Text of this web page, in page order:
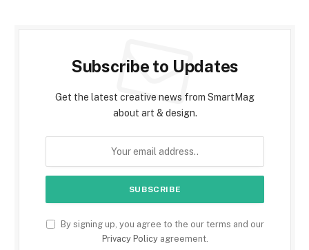
Subscribe to Updates
Get the latest creative news from SmartMag
about art & design.
By signing up, you agree to the our terms and our
Privacy Policyagreement.